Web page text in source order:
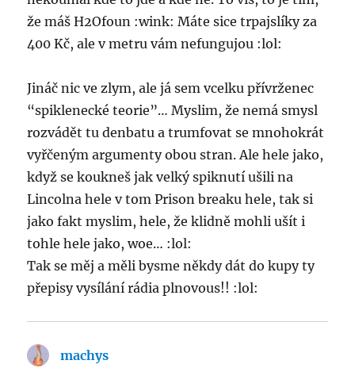
že máš H2Ofoun :wink: Máte sice trpajslíky za
400 Kč, ale v metru vám nefungujou :lol:
Jináč nic ve zlym, ale já sem vcelku přívrženec
“spiklenecké teorie”… Myslim, že nemá smysl
rozvádět tu denbatu a trumfovat se mnohokrát
vyřčeným argumenty obou stran. Ale hele jako,
když se koukneš jak velký spiknutí ušili na
Lincolna hele v tom Prison breaku hele, tak si
jako fakt myslim, hele, že klidně mohli ušít i
tohle hele jako, woe… :lol:
Tak se měj a měli bysme někdy dát do kupy ty
přepisy vysílání rádia plnovous!! :lol:
machys